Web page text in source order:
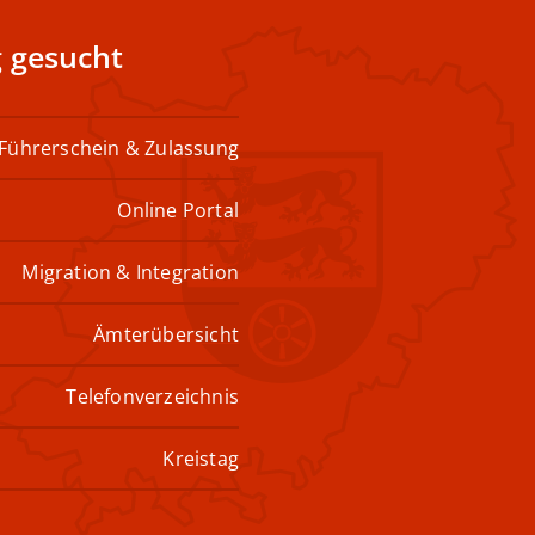
gesucht
& Zulassung
Online Portal
Migration & Integration
Ämterübersicht
Telefonverzeichnis
Kreistag